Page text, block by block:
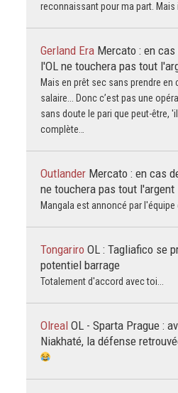
reconnaissant pour ma part. Mais
Gerland Era Mercato : en
l'OL ne touchera pas tout
Mais en prêt sec sans prendre en
salaire... Donc c’est pas une
sans doute le pari que peut-être,
complète…
Outlander Mercato : en cas
ne touchera pas tout l'argent
Mangala est annoncé par l'équipe
Tongariro OL : Tagliafico se
potentiel barrage
Totalement d'accord avec toi...
Olreal OL - Sparta Prague :
Niakhaté, la défense